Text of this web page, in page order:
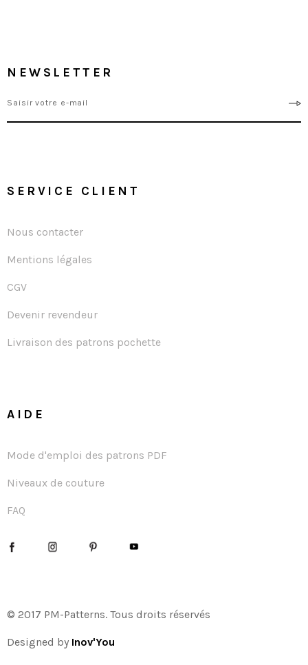
NEWSLETTER
SERVICE CLIENT
Nous contacter
Mentions légales
CGV
Devenir revendeur
Livraison des patrons pochette
AIDE
Mode d'emploi des patrons PDF
Niveaux de couture
FAQ
© 2017 PM-Patterns. Tous droits réservés
Designed by Inov'You